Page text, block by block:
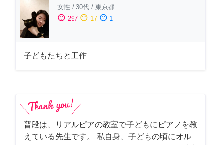
女性 / 30代 / 東京都
sentiment_satisfied 297 sentiment_neutral 17 sentiment_dissatisfied 1
子どもたちと工作
普段は、リアルピアの教室で子どもにピアノを教
えている先生です。 私自身、子どもの頃にオル